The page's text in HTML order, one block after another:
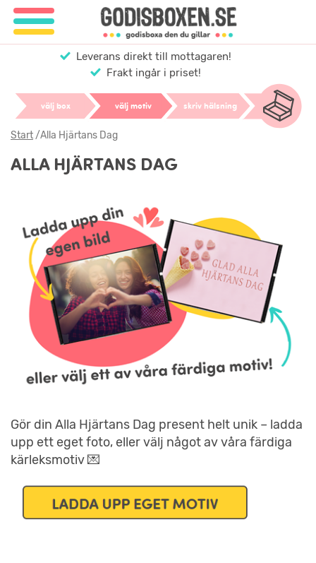
Leverans direkt till mottagaren!
Frakt ingår i priset!
välj box välj motiv skriv hälsning
Start/Alla Hjärtans Dag
ALLA HJÄRTANS DAG
Gör din Alla Hjärtans Dag present helt unik – ladda
upp ett eget foto, eller välj något av våra färdiga
kärleksmotiv 💌